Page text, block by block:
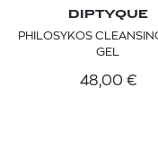
ΓΥΑΛΙΑ ΗΛΙΟΥ A52S/ZVN4I0/52
MC2 SAINT
ΑΝΔΡΙΚΟ
DIPTYQUE
PHILOSYKOS
GEL
48,00 €